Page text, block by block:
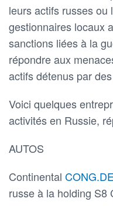
leurs actifs russes ou
gestionnaires locaux
sanctions liées à la
répondre aux
actifs détenus par
Voici quelques
activités en Russie,
AUTOS
Continental CONG.DE
russe à la holding S8